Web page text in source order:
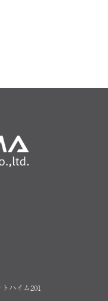
ハイム201